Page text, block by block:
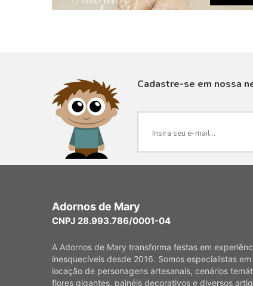
VISUALIZAR
Cadastre-se em nossa
Adornos de Mary
CNPJ 28.993.786/0001-04
A Adornos de Mary transforma festas em
inesquecíveis desde 2016. Somos especialistas em
locação de personagens artesanais, cenários
flores gigantes, painéis decorativos e diversos